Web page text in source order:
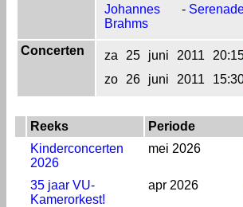
Johannes
Brahms
-
Concerten za 25 juni 2011
zo
26 juni 2011
Reeks Periode
Kinderconcerten
2026
mei 2026
35 jaar VU-
Kamerorkest!
apr 2026